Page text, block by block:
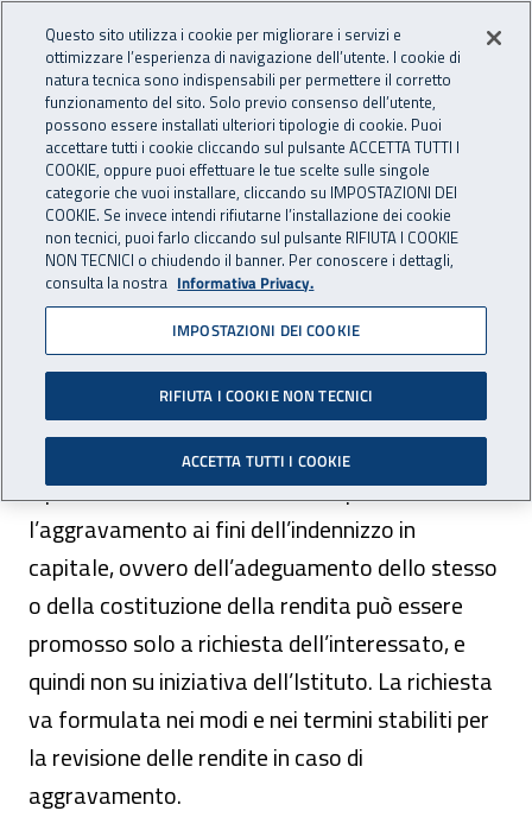
INAIL - Istituto Nazionale
ASSICURAZIONE Apri cerca
Navigazione principale
Navigazione - Ti trovi in:
Home Assicurazione Soggetti tutelati
Lavoratore in agricoltura
Aggravamento del danno e revisione della rendita - lavoratore in
agricoltura
Aggravamento del danno e
revisione della rendita -
lavoratore in agricoltura
Il procedimento amministrativo per accertare
l’aggravamento ai fini dell’indennizzo in
capitale, ovvero dell’adeguamento dello stesso
o della costituzione della rendita può essere
promosso solo a richiesta dell’interessato, e
quindi non su iniziativa dell’Istituto. La richiesta
va formulata nei modi e nei termini stabiliti per
la revisione delle rendite in caso di
aggravamento.
Questo sito utilizza i cookie per migliorare i servizi e
ottimizzare l’esperienza di navigazione dell’utente. I cookie di
natura tecnica sono indispensabili per permettere il corretto
funzionamento del sito. Solo previo consenso dell’utente,
possono essere installati ulteriori tipologie di cookie. Puoi
accettare tutti i cookie cliccando sul pulsante ACCETTA TUTTI I
COOKIE, oppure puoi effettuare le tue scelte sulle singole
categorie che vuoi installare, cliccando su IMPOSTAZIONI DEI
COOKIE. Se invece intendi rifiutarne l’installazione dei cookie
non tecnici, puoi farlo cliccando sul pulsante RIFIUTA I COOKIE
NON TECNICI o chiudendo il banner. Per conoscere i dettagli,
consulta la nostra Informativa Privacy.
IMPOSTAZIONI DEI COOKIE
RIFIUTA I COOKIE NON TECNICI
ACCETTA TUTTI I COOKIE